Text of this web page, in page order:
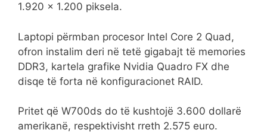
1.920 x 1.200 piksela.
Laptopi përmban procesor Intel Core 2 Quad,
ofron instalim deri në tetë gigabajt të memories
DDR3, kartela grafike Nvidia Quadro FX dhe
disqe të forta në konfiguracionet RAID.
Pritet që W700ds do të kushtojë 3.600 dollarë
amerikanë, respektivisht rreth 2.575 euro.